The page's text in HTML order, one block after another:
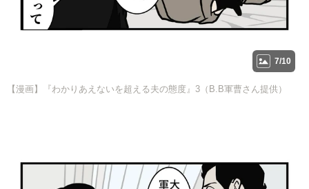
7/10
【漫画】『わかりあえないを超える夫の態度』3（B.B軍曹さん提供）